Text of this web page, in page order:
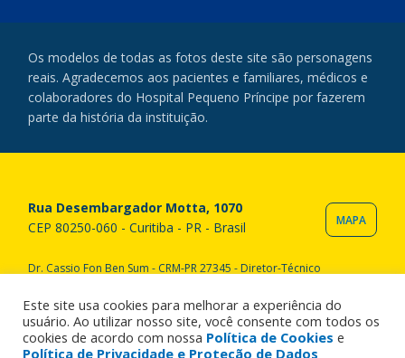
Os modelos de todas as fotos deste site são personagens
reais. Agradecemos aos pacientes e familiares, médicos e
colaboradores do Hospital Pequeno Príncipe por fazerem
parte da história da instituição.
Rua Desembargador Motta, 1070
CEP 80250-060 - Curitiba - PR - Brasil
MAPA
Dr. Cassio Fon Ben Sum - CRM-PR 27345 - Diretor-Técnico
reservados. All rights reserved.
Este site usa cookies para melhorar a experiência do
usuário. Ao utilizar nosso site, você consente com todos os
cookies de acordo com nossa Política de Cookies e
Política de Privacidade e Proteção de Dados